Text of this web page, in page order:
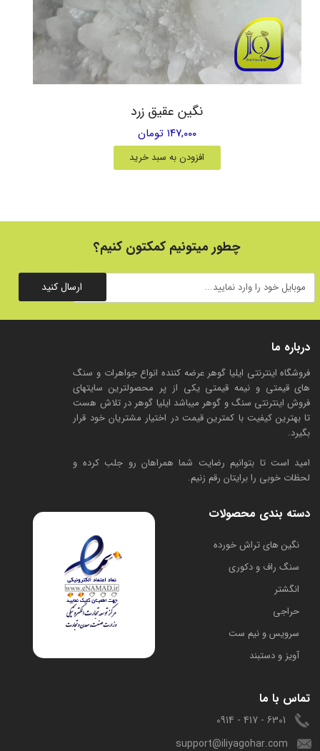
نگین عقیق زرد
۱۴۷,۰۰۰ تومان
افزودن به سبد خرید
درباره ما
فروشگاه اینترنتی ایلیا گوهر عرضه کننده انواع جواهرات و سنگ
های قیمتی و نیمه قیمتی یکی از پر محصولترین سایتهای
فروش اینترنتی سنگ و گوهر میباشد ایلیا گوهر در تلاش هست
تا بهترین کیفیت با کمترین قیمت در اختیار مشتریان خود قرار
بگیرد.
امید است تا بتوانیم رضایت شما همراهان رو جلب کرده و
لحظات خوبی را برایتان رقم زنیم.
دسته بندی محصولات
​نگین های تراش خورده
سنگ راف و دکوری
انگشتر
حراجی
سرویس و نیم ست
آویز و دستبند
تماس با ما
6301 - 417 - 0914
support@iliyagohar.com
چطور میتونیم کمکتون کنیم؟
ارسال کنید